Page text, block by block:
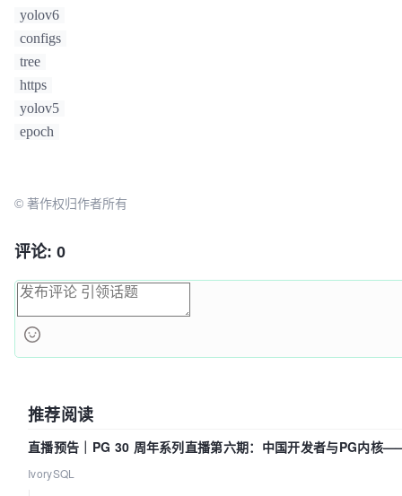
yolov6
configs
tree
https
yolov5
epoch
© 著作权归作者所有
评论: 0
推荐阅读
直播预告｜PG 30 周年系列直播第六期：中国开发者与PG内核
我们贡献了什么？
IvorySQL